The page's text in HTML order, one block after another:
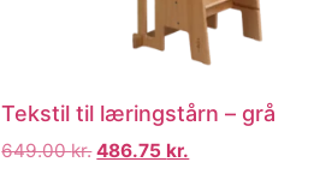
Tekstil til læringstårn – grå
649.00kr. 486.75 kr.